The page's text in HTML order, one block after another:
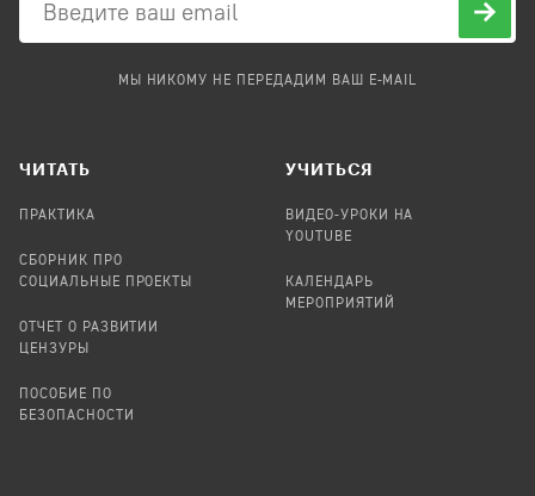
МЫ НИКОМУ НЕ ПЕРЕДАДИМ ВАШ E-MAIL
ЧИТАТЬ
ПРАКТИКА
СБОРНИК ПРО
СОЦИАЛЬНЫЕ ПРОЕКТЫ
ОТЧЕТ О РАЗВИТИИ
ЦЕНЗУРЫ
ПОСОБИЕ ПО
БЕЗОПАСНОСТИ
УЧИТЬСЯ
ВИДЕО-УРОКИ НА
YOUTUBE
КАЛЕНДАРЬ
МЕРОПРИЯТИЙ